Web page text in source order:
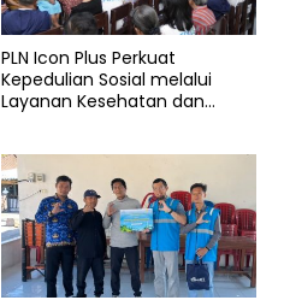
PLN Icon Plus Perkuat
Kepedulian Sosial melalui
Layanan Kesehatan dan